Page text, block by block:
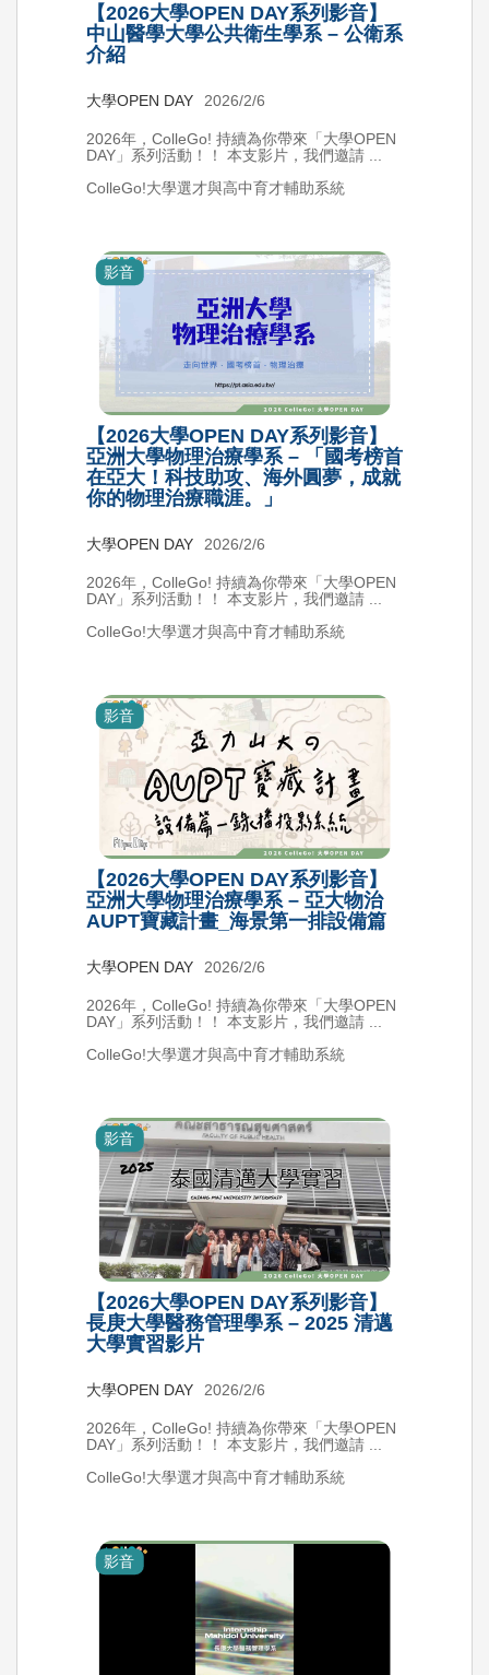
【2026大學OPEN DAY系列影音】
中山醫學大學公共衛生學系 – 公衛系
介紹
大學OPEN DAY 2026/2/6
2026年，ColleGo! 持續為你帶來「大學OPEN
DAY」系列活動！！ 本支影片，我們邀請 ...
ColleGo!大學選才與高中育才輔助系統
影音
【2026大學OPEN DAY系列影音】
亞洲大學物理治療學系 – 「國考榜首
在亞大！科技助攻、海外圓夢，成就
你的物理治療職涯。」
大學OPEN DAY 2026/2/6
2026年，ColleGo! 持續為你帶來「大學OPEN
DAY」系列活動！！ 本支影片，我們邀請 ...
ColleGo!大學選才與高中育才輔助系統
影音
【2026大學OPEN DAY系列影音】
亞洲大學物理治療學系 – 亞大物治
AUPT寶藏計畫_海景第一排設備篇
大學OPEN DAY 2026/2/6
2026年，ColleGo! 持續為你帶來「大學OPEN
DAY」系列活動！！ 本支影片，我們邀請 ...
ColleGo!大學選才與高中育才輔助系統
影音
【2026大學OPEN DAY系列影音】
長庚大學醫務管理學系 – 2025 清邁
大學實習影片
大學OPEN DAY 2026/2/6
2026年，ColleGo! 持續為你帶來「大學OPEN
DAY」系列活動！！ 本支影片，我們邀請 ...
ColleGo!大學選才與高中育才輔助系統
影音